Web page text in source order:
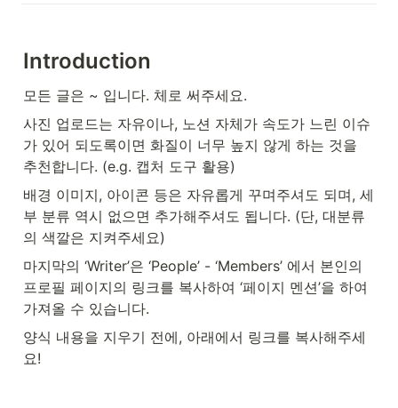
Introduction
모든 글은 ~ 입니다. 체로 써주세요.
사진 업로드는 자유이나, 노션 자체가 속도가 느린 이슈
가 있어 되도록이면 화질이 너무 높지 않게 하는 것을
추천합니다. (e.g. 캡처 도구 활용)
배경 이미지, 아이콘 등은 자유롭게 꾸며주셔도 되며, 세
부 분류 역시 없으면 추가해주셔도 됩니다. (단, 대분류
의 색깔은 지켜주세요)
마지막의 ‘Writer’은 ‘People’ - ‘Members’ 에서 본인의
프로필 페이지의 링크를 복사하여 ‘페이지 멘션’을 하여
가져올 수 있습니다.
양식 내용을 지우기 전에, 아래에서 링크를 복사해주세
요!